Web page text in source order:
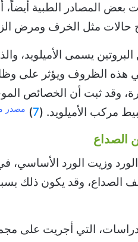
بعض المصادر الطبية أيضاً،
حالات مثل الخرف ومرض
يسمى الأميلويد،
هذه الظروف ويؤثر على
وقد ثبت أن الخصائص
مركب الأميلويد. (7
) مصدر
الصداع
وزيت الورد الأساسي، في
الصداع، وقد يكون ذلك بسبب
التي أجريت على